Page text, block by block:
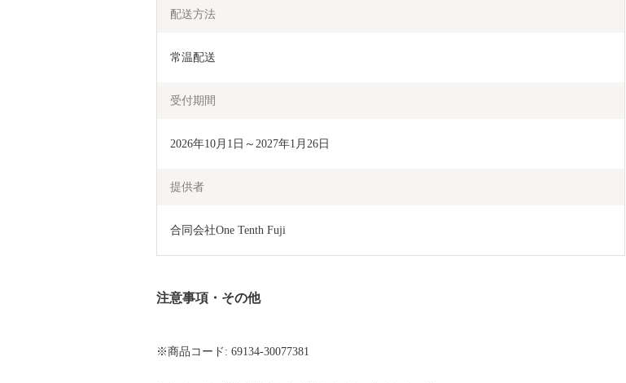
配送方法
常温配送
受付期間
2026年10月1日～2027年1月26日
提供者
合同会社One Tenth Fuji
注意事項・その他
※商品コード: 69134-30077381